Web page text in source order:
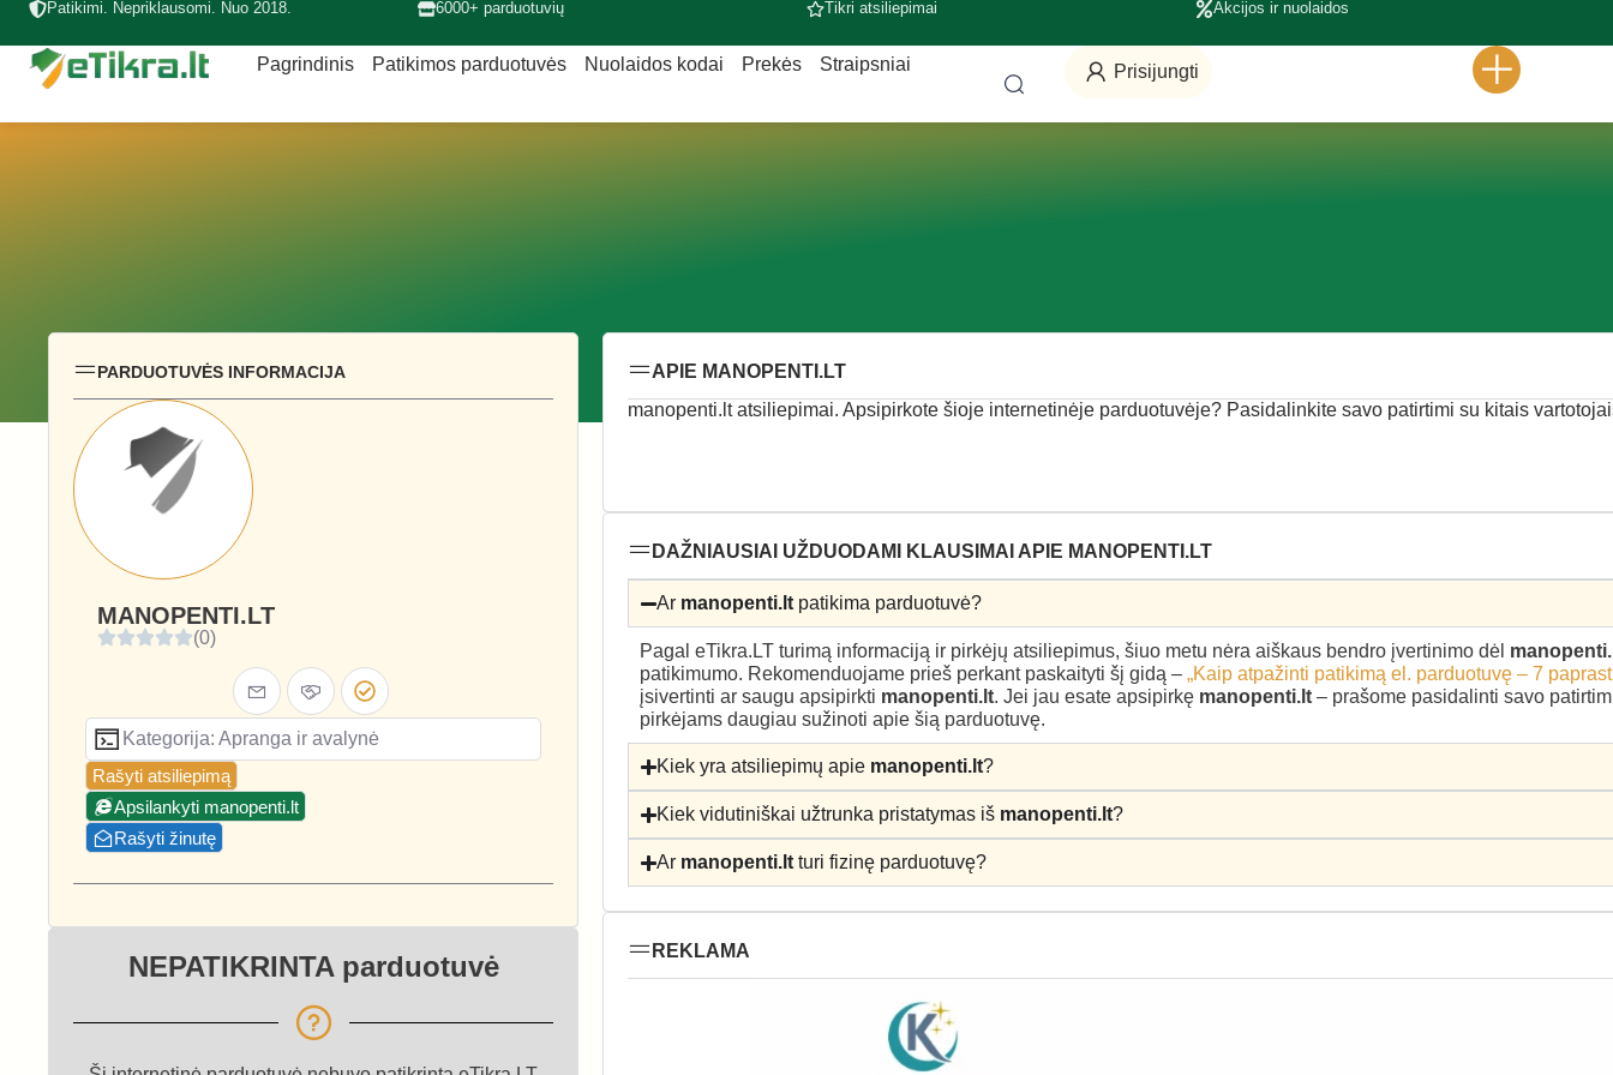
Patikimi. Nepriklausomi. Nuo 2018. 6000+ parduotuvių Tikri atsiliepimai Akcijos ir nuolaidos
Pagrindinis Patikimos parduotuvės Nuolaidos kodai Prekės Straipsniai Prisijungti
PARDUOTUVĖS INFORMACIJA
MANOPENTI.LT
(0)
Kategorija: Apranga ir avalynė
Rašyti atsiliepimą
Apsilankyti manopenti.lt
Rašyti žinutę
NEPATIKRINTA parduotuvė
APIE MANOPENTI.LT
manopenti.lt atsiliepimai. Apsipirkote šioje internetinėje parduotuvėje? Pasidalinkite savo patirtimi su kitais
DAŽNIAUSIAI UŽDUODAMI KLAUSIMAI APIE MANOPENTI.LT
Ar manopenti.lt patikima parduotuvė?
Pagal eTikra.LT turimą informaciją ir pirkėjų atsiliepimus, šiuo metu nėra aiškaus bendro įvertinimo dėl
patikimumo. Rekomenduojame prieš perkant paskaityti šį gidą – „Kaip atpažinti patikimą el. parduotuvę – 7
įsivertinti ar saugu apsipirkti manopenti.lt. Jei jau esate apsipirkę manopenti.lt – prašome pasidalinti savo
pirkėjams daugiau sužinoti apie šią parduotuvę.
Kiek yra atsiliepimų apie manopenti.lt?
Kiek vidutiniškai užtrunka pristatymas iš manopenti.lt?
Ar manopenti.lt turi fizinę parduotuvę?
REKLAMA